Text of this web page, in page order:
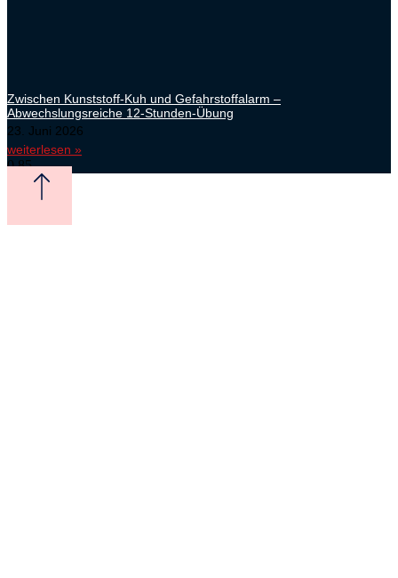
Zwischen Kunststoff-Kuh und Gefahrstoffalarm –
Abwechslungsreiche 12-Stunden-Übung
23. Juni 2026
weiterlesen »